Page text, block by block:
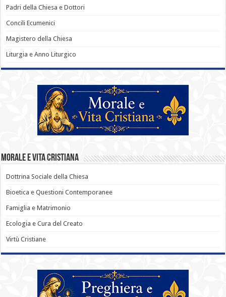
Padri della Chiesa e Dottori
Concili Ecumenici
Magistero della Chiesa
Liturgia e Anno Liturgico
Morale e Vita Cristiana
Dottrina Sociale della Chiesa
Bioetica e Questioni Contemporanee
Famiglia e Matrimonio
Ecologia e Cura del Creato
Virtù Cristiane